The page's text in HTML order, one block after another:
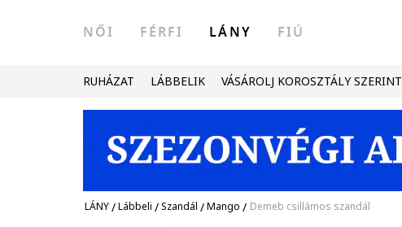
NŐI FÉRFI LÁNY FIÚ
RUHÁZAT LÁBBELIK VÁSÁROLJ KOROSZTÁLY SZERINT
LÁNY/Lábbeli /Szandál /Mango / Demeb csillámos szandál